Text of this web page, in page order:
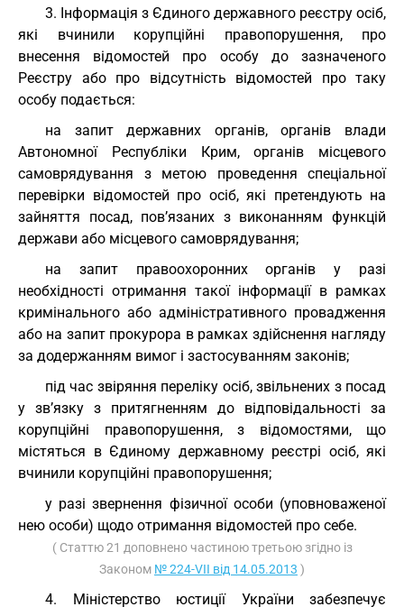
3. Інформація з Єдиного державного реєстру осіб,
які вчинили корупційні правопорушення, про
внесення відомостей про особу до зазначеного
Реєстру або про відсутність відомостей про таку
особу подається:
на запит державних органів, органів влади
Автономної Республіки Крим, органів місцевого
самоврядування з метою проведення спеціальної
перевірки відомостей про осіб, які претендують на
зайняття посад, пов’язаних з виконанням функцій
держави або місцевого самоврядування;
на запит правоохоронних органів у разі
необхідності отримання такої інформації в рамках
кримінального або адміністративного провадження
або на запит прокурора в рамках здійснення нагляду
за додержанням вимог і застосуванням законів;
під час звіряння переліку осіб, звільнених з посад
у зв’язку з притягненням до відповідальності за
корупційні правопорушення, з відомостями, що
містяться в Єдиному державному реєстрі осіб, які
вчинили корупційні правопорушення;
у разі звернення фізичної особи (уповноваженої
нею особи) щодо отримання відомостей про себе.
( Статтю 21 доповнено частиною третьою згідно із
Законом № 224-VII від 14.05.2013 )
4. Міністерство юстиції України забезпечує